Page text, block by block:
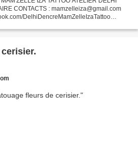
CONTACTS : mamzelleiza@gmail.com
DelhiDencreMamZelleIzaTattoo